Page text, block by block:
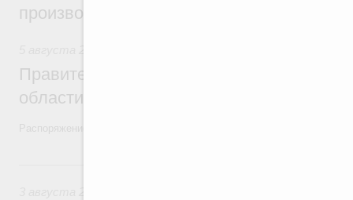
производительности труда
Правительство увеличило объём
области в рамках федерального